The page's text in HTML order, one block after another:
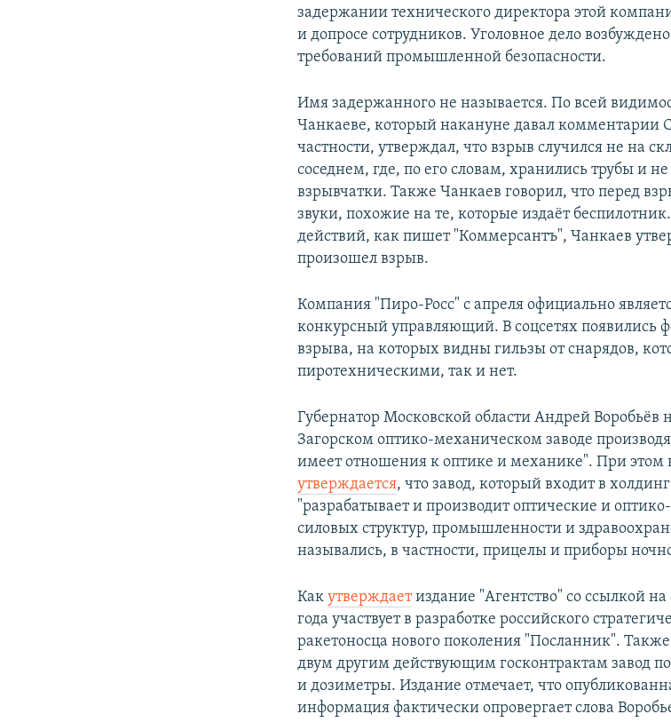
задержании технического директора этой
и допросе сотрудников. Уголовное дело
требований промышленной безопасности.
Имя задержанного не называется. По всей
Чанкаеве, который накануне давал комментарии
частности, утверждал, что взрыв случился не на
соседнем, где, по его словам, хранились трубы и
взрывчатки. Также Чанкаев говорил, что перед
звуки, похожие на те, которые издаёт
действий, как пишет "Коммерсантъ", Чанкаев
произошел взрыв.
Компания "Пиро-Росс" с апреля официально
конкурсный управляющий. В соцсетях появились
взрыва, на которых видны гильзы от снарядов,
пиротехническими, так и нет.
Губернатор Московской области Андрей Воробьёв
Загорском оптико-механическом заводе
имеет отношения к оптике и механике". При этом
утверждается, что завод, который входит в
"разрабатывает и производит оптические и
силовых структур, промышленности и
назывались, в частности, прицелы и приборы
Какутверждаетиздание "Агентство" со ссылкой на
года участвует в разработке российского
ракетоносца нового поколения "Посланник".
двум другим действующим госконтрактам завод
и дозиметры. Издание отмечает, что
информация фактически опровергает слова